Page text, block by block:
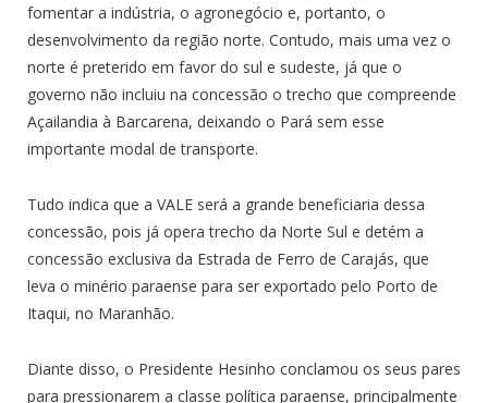
fomentar a indústria, o agronegócio e, portanto, o
desenvolvimento da região norte. Contudo, mais uma vez o
norte é preterido em favor do sul e sudeste, já que o
governo não incluiu na concessão o trecho que compreende
Açailandia à Barcarena, deixando o Pará sem esse
importante modal de transporte.
Tudo indica que a VALE será a grande beneficiaria dessa
concessão, pois já opera trecho da Norte Sul e detém a
concessão exclusiva da Estrada de Ferro de Carajás, que
leva o minério paraense para ser exportado pelo Porto de
Itaqui, no Maranhão.
Diante disso, o Presidente Hesinho conclamou os seus pares
para pressionarem a classe política paraense, principalmente